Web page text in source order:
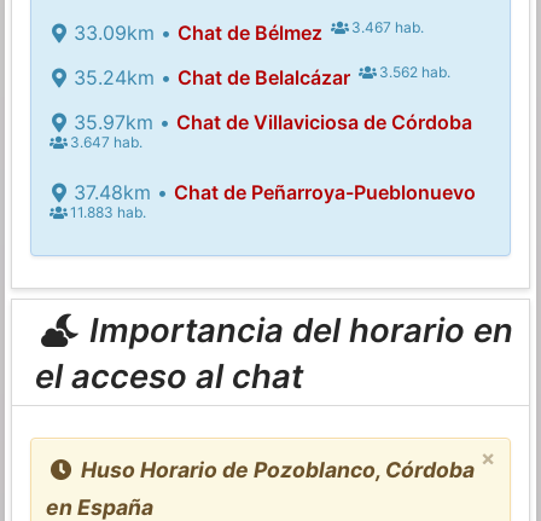
33.09km • Chat de Bélmez 3.467 hab.
35.24km • Chat de Belalcázar 3.562 hab.
35.97km • Chat de Villaviciosa de Córdoba
3.647 hab.
37.48km • Chat de Peñarroya-Pueblonuevo
11.883 hab.
Importancia del horario en
el acceso al chat
×
Huso Horario de Pozoblanco, Córdoba
en España